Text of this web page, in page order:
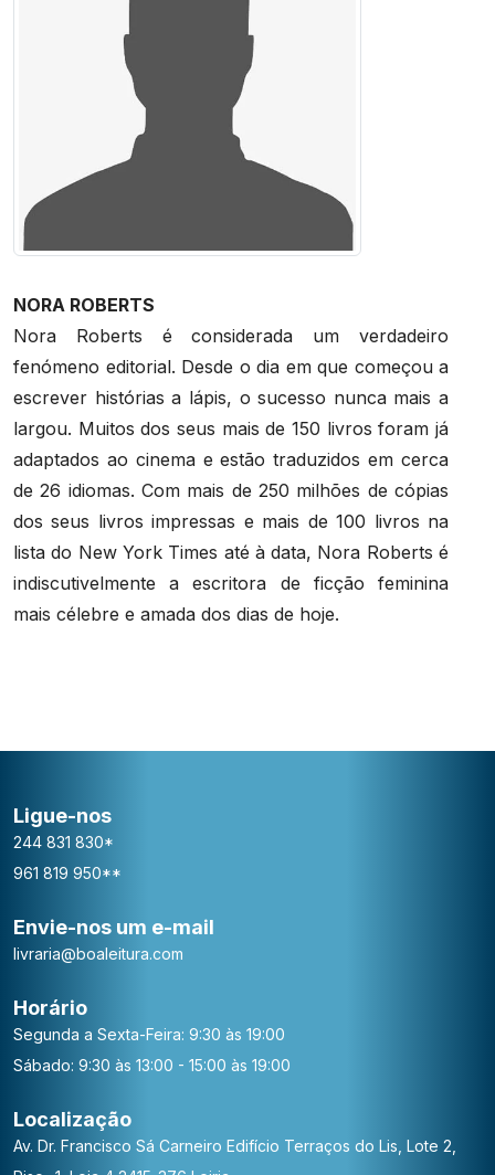
NORA ROBERTS
Nora Roberts é considerada um verdadeiro
fenómeno editorial. Desde o dia em que começou a
escrever histórias a lápis, o sucesso nunca mais a
largou. Muitos dos seus mais de 150 livros foram já
adaptados ao cinema e estão traduzidos em cerca
de 26 idiomas. Com mais de 250 milhões de cópias
dos seus livros impressas e mais de 100 livros na
lista do New York Times até à data, Nora Roberts é
indiscutivelmente a escritora de ficção feminina
mais célebre e amada dos dias de hoje.
Ligue-nos
244 831 830*
961 819 950**
Envie-nos um e-mail
livraria@boaleitura.com
Horário
Segunda a Sexta-Feira: 9:30 às 19:00
Sábado: 9:30 às 13:00 - 15:00 às 19:00
Localização
Av. Dr. Francisco Sá Carneiro Edifício Terraços do Lis, Lote 2,